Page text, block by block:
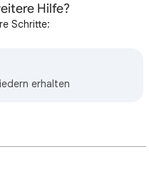
Hilfe?
Schritte:
erhalten